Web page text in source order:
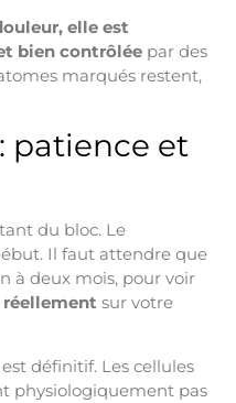
elle est
bien contrôlée par des
marqués restent,
patience et
du bloc. Le
Il faut attendre que
à deux mois, pour voir
réellement sur votre
définitif. Les cellules
physiologiquement pas